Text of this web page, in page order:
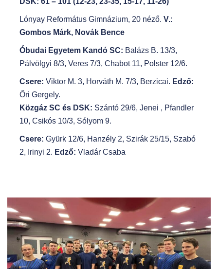
Lónyay Református Gimnázium, 20 néző. V.:
Gombos Márk, Novák Bence
Óbudai Egyetem Kandó SC: Balázs B. 13/3,
Pálvölgyi 8/3, Veres 7/3, Chabot 11, Polster 12/6.
Csere: Viktor M. 3, Horváth M. 7/3, Berzicai. Edző:
Őri Gergely.
Közgáz SC és DSK: Szántó 29/6, Jenei , Pfandler
10, Csikós 10/3, Sólyom 9.
Csere: Gyürk 12/6, Hanzély 2, Szirák 25/15, Szabó
2, Irinyi 2. Edző: Vladár Csaba